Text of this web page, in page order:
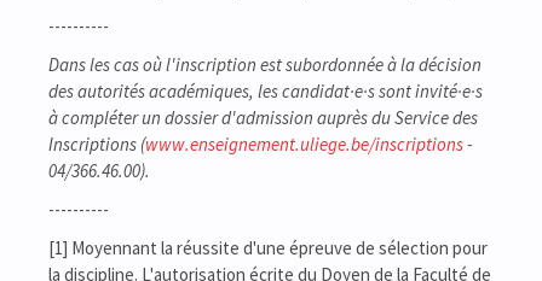
----------
Dans les cas où l'inscription est subordonnée à la décision
des autorités académiques, les candidat·e·s sont invité·e·s
à compléter un dossier d'admission auprès du Service des
Inscriptions (www.enseignement.uliege.be/inscriptions-
04/366.46.00).
----------
[1] Moyennant la réussite d'une épreuve de sélection pour
la discipline. L'autorisation écrite du Doyen de la Faculté de